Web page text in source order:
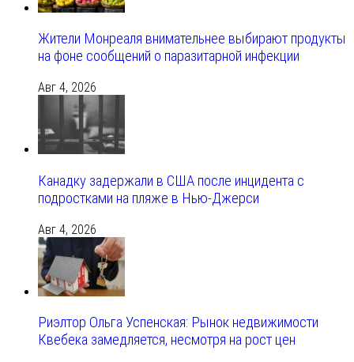
Жители Монреаля внимательнее выбирают продукты
на фоне сообщений о паразитарной инфекции
Авг 4, 2026
Канадку задержали в США после инцидента с
подростками на пляже в Нью-Джерси
Авг 4, 2026
Риэлтор Ольга Успенская: Рынок недвижимости
Квебека замедляется, несмотря на рост цен